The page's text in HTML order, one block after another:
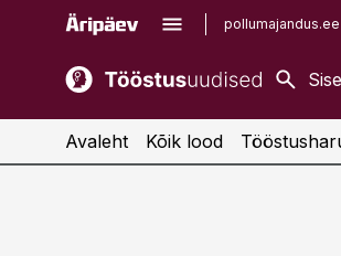
pollumajandus.ee
kaubandus.ee
kinnisvarauudised.ee
Avaleht Kõik lood